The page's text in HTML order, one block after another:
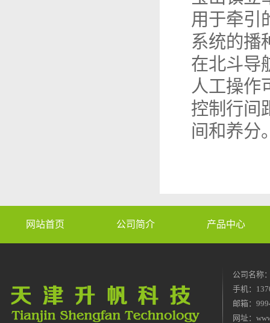
用于牵引
系统的播
在北斗导
人工操作
控制行间
间和养分
网站首页 公司简介 产品中心
公司名称
手机：
邮箱：
网址：